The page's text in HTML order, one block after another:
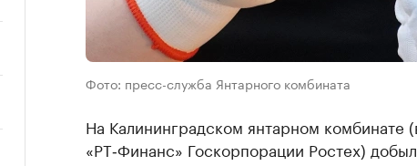
Фото: пресс-служба Янтарного комбината
На Калининградском янтарном комбинате
«РТ‑Финанс» Госкорпорации Ростех)